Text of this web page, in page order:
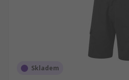
Skladem